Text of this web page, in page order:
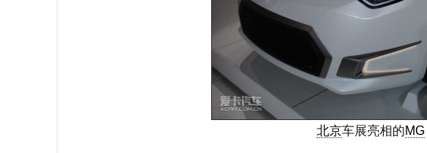
北京车展亮相的MG